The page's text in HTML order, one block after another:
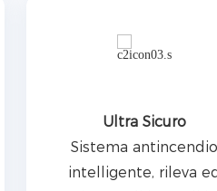
Ultra Sicuro
Sistema antincendio
intelligente, rileva ed